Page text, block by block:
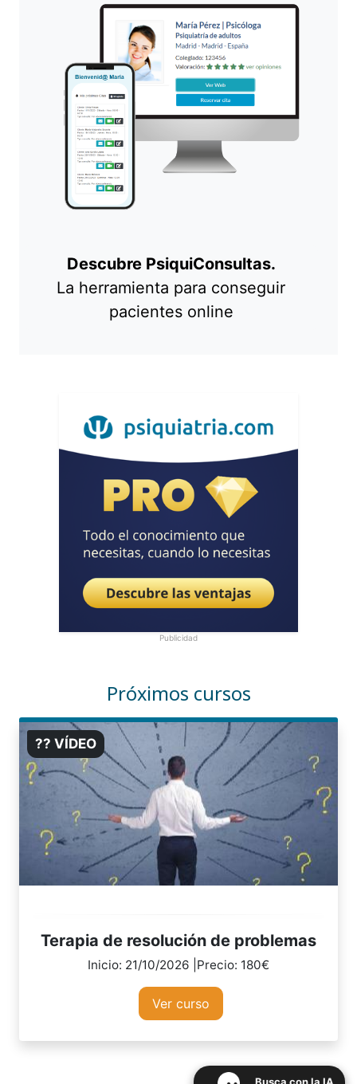
Descubre PsiquiConsultas.
La herramienta para conseguir
pacientes online
Publicidad
Próximos cursos
?? VÍDEO
Terapia de resolución de problemas
Inicio: 21/10/2026 |Precio: 180€
Ver curso